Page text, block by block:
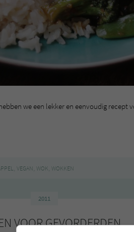
we een lekker en eenvoudig recept
, VEGAN, WOK, WOKKEN
2011
VOOR GEVORDERDEN